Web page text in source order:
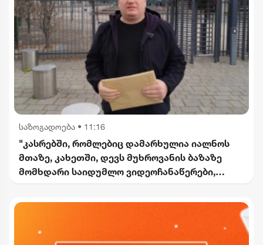
საზოგადოება • 11:16
"კასრებში, რომლებიც დამარხულია იალნოს
მთაზე, კახეთში, დევს მუხროვანის ბაზაზე
მომხდარი საიდუმლო ვიდეოჩანაწერები,